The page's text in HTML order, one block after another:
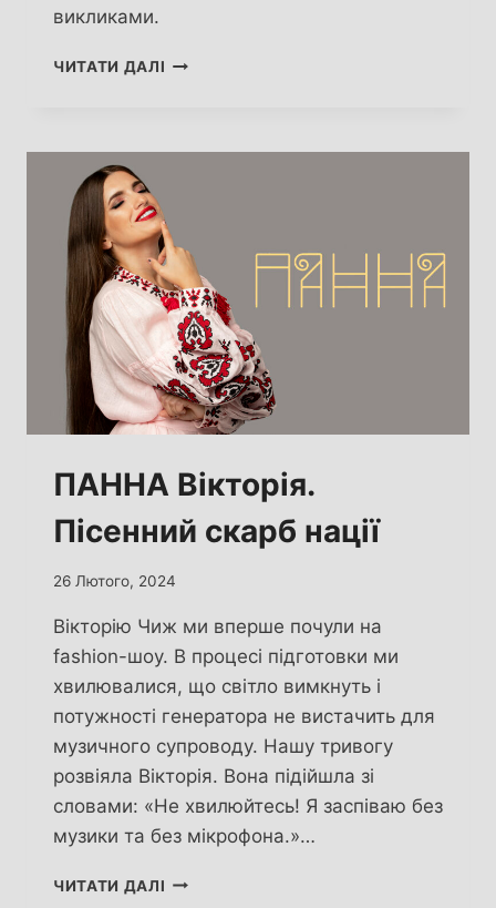
викликами.
ЧИТАТИ ДАЛІ АЛІСА
ПРОФАЙЛИНГ
ПАННА Вікторія.
Пісенний скарб нації
26 Лютого, 2024
Вікторію Чиж ми вперше почули на
fashion-шоу. В процесі підготовки ми
хвилювалися, що світло вимкнуть і
потужності генератора не вистачить для
музичного супроводу. Нашу тривогу
розвіяла Вікторія. Вона підійшла зі
словами: «Не хвилюйтесь! Я заспіваю без
музики та без мікрофона.»…
ЧИТАТИ ДАЛІ ПАННА